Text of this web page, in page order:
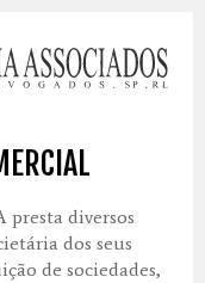
presta diversos
dos seus
de sociedades,